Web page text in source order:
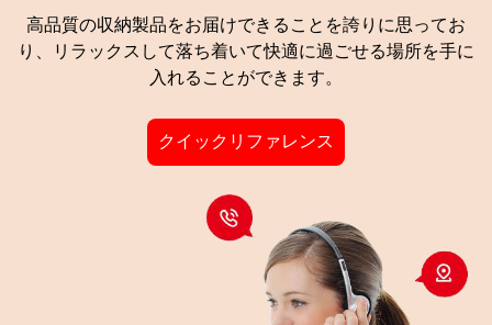
高品質の収納製品をお届けできることを誇りに思ってお
り、リラックスして落ち着いて快適に過ごせる場所を手に
入れることができます。
クイックリファレンス